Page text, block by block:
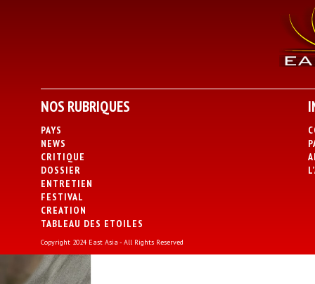
NOS RUBRIQUES
PAYS
NEWS
CRITIQUE
DOSSIER
ENTRETIEN
FESTIVAL
CREATION
TABLEAU DES ETOILES
Copyright 2024 East Asia - All Rights Reserved